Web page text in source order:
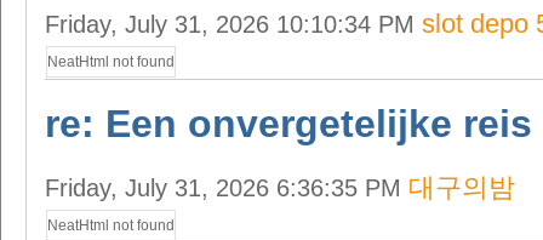
Friday, July 31, 2026 10:10:34 PM slot depo
NeatHtml not found
re: Een onvergetelijke reis
Friday, July 31, 2026 6:36:35 PM 대구의밤
NeatHtml not found